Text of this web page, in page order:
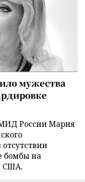
мужества
России Мария
бомбы на
США.